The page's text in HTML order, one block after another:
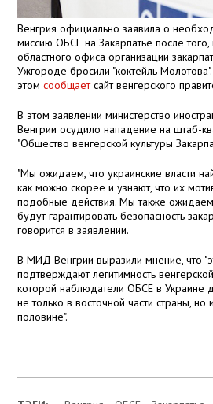
Венгрия официально заявила о
миссию ОБСЕ на Закарпатье после того,
областного офиса организации
Ужгороде бросили "коктейль
этомсообщаетсайт венгерского
В этом заявлении министерство
Венгрии осудило нападение на штаб-
"Общество венгерской культуры
"Мы ожидаем, что украинские власти
как можно скорее и узнают, что их
подобные действия. Мы также ожидаем,
будут гарантировать безопасность
говорится в заявлении.
В МИД Венгрии выразили мнение, что
подтверждают легитимность
которой наблюдатели ОБСЕ в Украине
не только в восточной части страны,
половине".